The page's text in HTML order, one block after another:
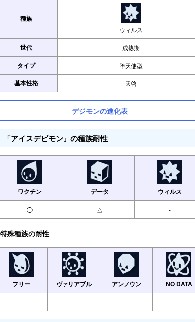
種族
ウィルス
世代 成熟期
タイプ 堕天使型
基本性格 天啓
デジモンの進化表
「アイスデビモン」の種族耐性
ワクチン データ ウィルス
◯ △ -
特殊種族の耐性
フリー ヴァリアブル アンノウン NO DATA
- - - -